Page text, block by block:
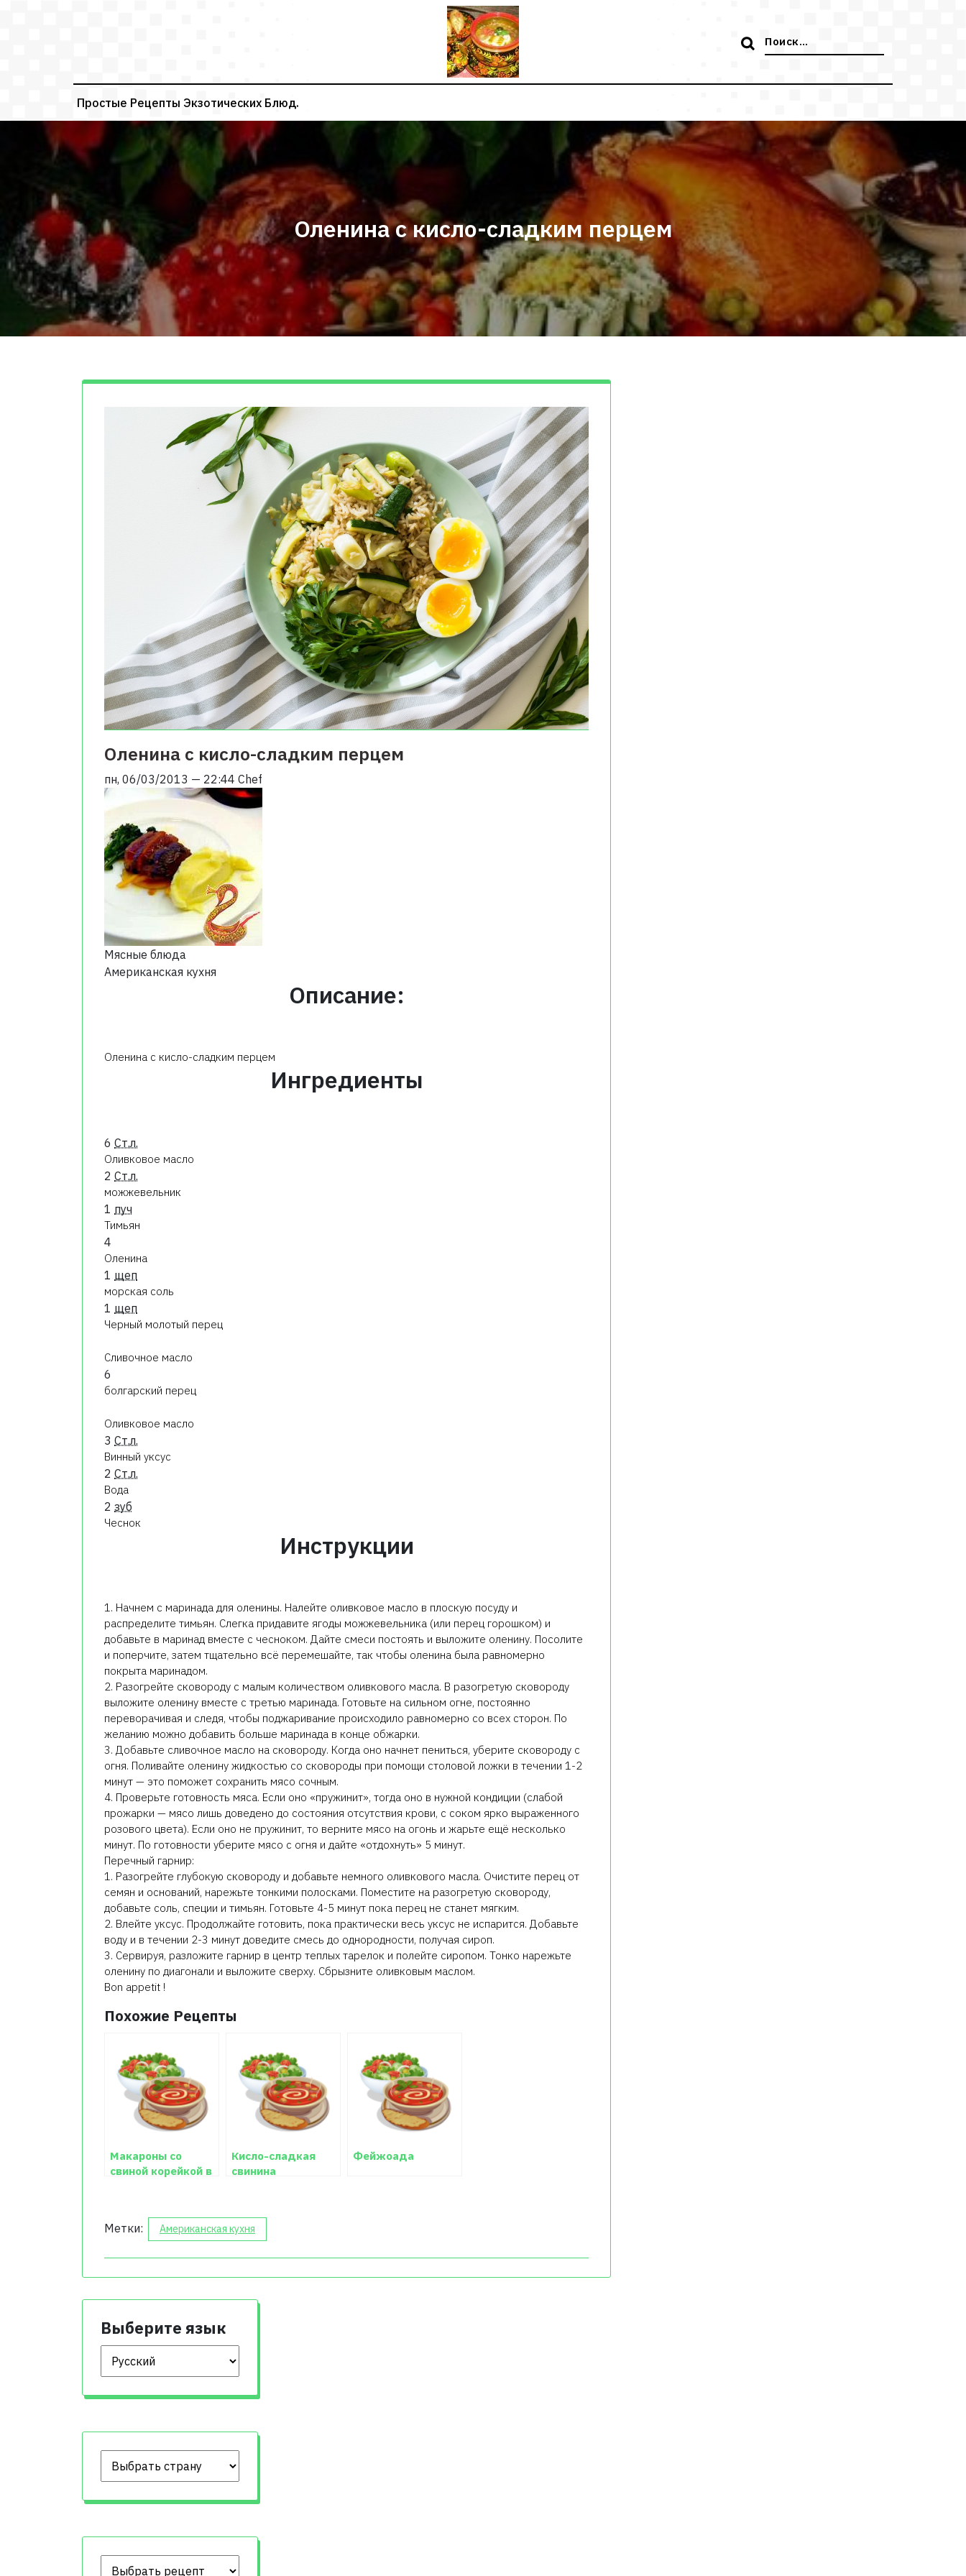
Поиск:
Простые Рецепты Экзотических Блюд.
Оленина с кисло-сладким перцем
Оленина с кисло-сладким перцем
пн, 06/03/2013 — 22:44 Chef
Мясные блюда
Американская кухня
Описание:
Оленина с кисло-сладким перцем
Ингредиенты
6 Ст.л.
Оливковое масло
2 Ст.л.
можжевельник
1 пуч
Тимьян
4
Оленина
1 щеп
морская соль
1 щеп
Черный молотый перец
Сливочное масло
6
болгарский перец
Оливковое масло
3 Ст.л.
Винный уксус
2 Ст.л.
Вода
2 зуб
Чеснок
Инструкции
1. Начнем с маринада для оленины. Налейте оливковое масло в плоскую посуду и
распределите тимьян. Слегка придавите ягоды можжевельника (или перец горошком) и
добавьте в маринад вместе с чесноком. Дайте смеси постоять и выложите оленину. Посолите
и поперчите, затем тщательно всё перемешайте, так чтобы оленина была равномерно
покрыта маринадом.
2. Разогрейте сковороду с малым количеством оливкового масла. В разогретую сковороду
выложите оленину вместе с третью маринада. Готовьте на сильном огне, постоянно
переворачивая и следя, чтобы поджаривание происходило равномерно со всех сторон. По
желанию можно добавить больше маринада в конце обжарки.
3. Добавьте сливочное масло на сковороду. Когда оно начнет пениться, уберите сковороду с
огня. Поливайте оленину жидкостью со сковороды при помощи столовой ложки в течении 1-2
минут — это поможет сохранить мясо сочным.
4. Проверьте готовность мяса. Если оно «пружинит», тогда оно в нужной кондиции (слабой
прожарки — мясо лишь доведено до состояния отсутствия крови, с соком ярко выраженного
розового цвета). Если оно не пружинит, то верните мясо на огонь и жарьте ещё несколько
минут. По готовности уберите мясо с огня и дайте «отдохнуть» 5 минут.
Перечный гарнир:
1. Разогрейте глубокую сковороду и добавьте немного оливкового масла. Очистите перец от
семян и оснований, нарежьте тонкими полосками. Поместите на разогретую сковороду,
добавьте соль, специи и тимьян. Готовьте 4-5 минут пока перец не станет мягким.
2. Влейте уксус. Продолжайте готовить, пока практически весь уксус не испарится. Добавьте
воду и в течении 2-3 минут доведите смесь до однородности, получая сироп.
3. Сервируя, разложите гарнир в центр теплых тарелок и полейте сиропом. Тонко нарежьте
оленину по диагонали и выложите сверху. Сбрызните оливковым маслом.
Bon appetit !
Похожие Рецепты
Макароны со
свиной корейкой в
Кисло-сладкая
свинина
Фейжоада
Метки: Американская кухня
Выберите язык
Выберите язык